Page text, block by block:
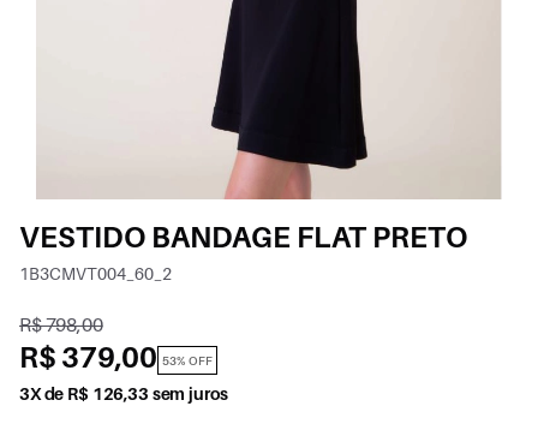
VESTIDO BANDAGE FLAT PRETO
1B3CMVT004_60_2
R$ 798,00
R$ 379,00 53% OFF
3X de R$ 126,33 sem juros